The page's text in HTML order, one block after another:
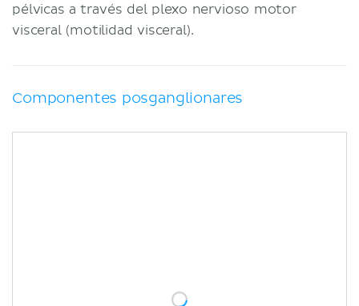
pélvicas a través del plexo nervioso motor
visceral (motilidad visceral).
Componentes posganglionares